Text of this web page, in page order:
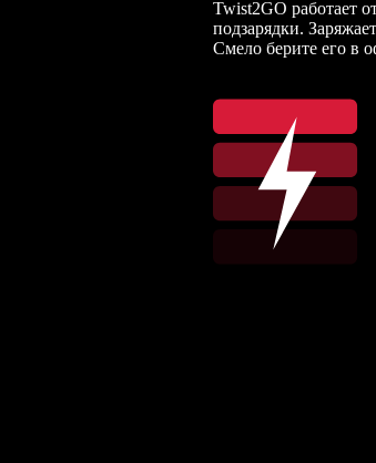
Twist2GO работает
подзарядки.
Смело берите его в